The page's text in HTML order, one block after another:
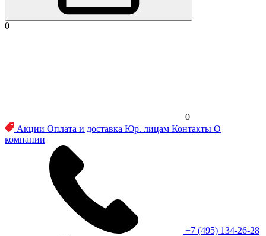
0
0
Акции Оплата и доставка Юр. лицам Контакты О
компании
+7 (495) 134-26-28